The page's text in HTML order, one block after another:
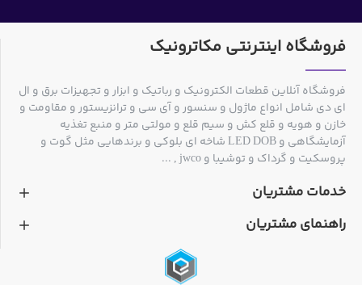
فروشگاه اینترنتی مکاترونیک
فروشگاه آنلاین قطعات الکترونیک و رباتیک و ابزار و تجهیزات برق و ال
ای دی شامل انواع ماژول و سنسور و آی سی و ترانزیستور و مقاومت و
خازن و هویه و قلع کش و سیم قلع و مولتی متر و منبع تغذیه
آزمایشگاهی و LED DOB شاخه ای بلوکی و برندهایی مثل گوت و
پروسکیت و گرداک و توشیبا و jwco , ...
خدمات مشتریان
راهنمای مشتریان